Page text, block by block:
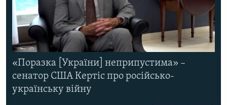
«Поразка [України] неприпустима» –
сенатор США Кертіс про російсько-
українську війну